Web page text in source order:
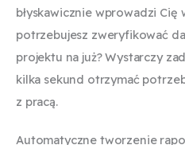
błyskawicznie wprowadzi Cię
potrzebujesz zweryfikować
projektu na już? Wystarczy
kilka sekund otrzymać
z pracą.
Automatyczne tworzenie